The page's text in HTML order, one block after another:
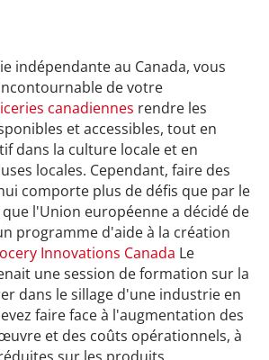
indépendante au Canada, vous
de votre
canadiennes rendre les
et accessibles, tout en
dans la culture locale et en
locales. Cependant, faire des
comporte plus de défis que par le
l'Union européenne a décidé de
programme d'aide à la création
Innovations Canada Le
une session de formation sur la
dans le sillage d'une industrie en
faire face à l'augmentation des
et des coûts opérationnels, à